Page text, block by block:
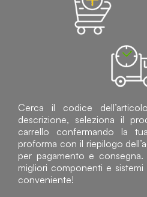
Cerca il codice
descrizione, seleziona il
carrello confermando la
proforma con il riepilogo
per pagamento e
migliori componenti e
conveniente!